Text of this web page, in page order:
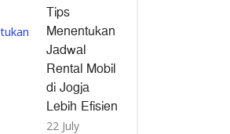
Tips
Menentukan
Jadwal
Rental Mobil
di Jogja
Lebih Efisien
22 July